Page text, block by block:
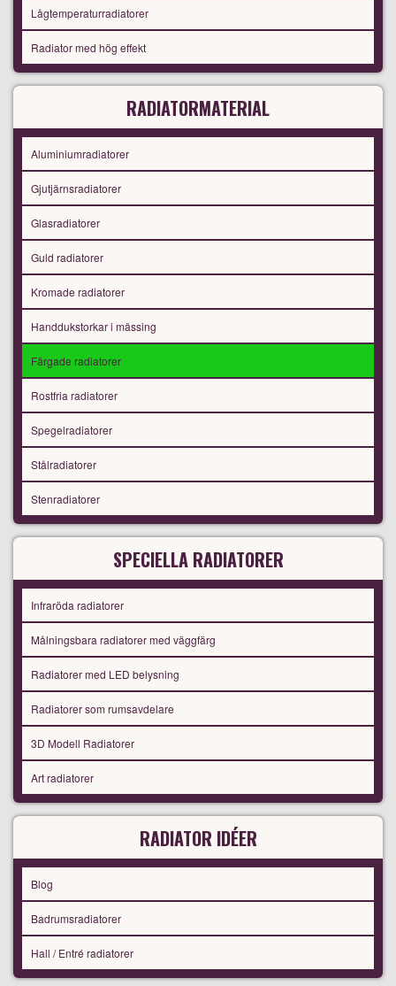
Lågtemperaturradiatorer
Radiator med hög effekt
RADIATORMATERIAL
Aluminiumradiatorer
Gjutjärnsradiatorer
Glasradiatorer
Guld radiatorer
Kromade radiatorer
Handdukstorkar i mässing
Färgade radiatorer
Rostfria radiatorer
Spegelradiatorer
Stålradiatorer
Stenradiatorer
SPECIELLA RADIATORER
Infraröda radiatorer
Målningsbara radiatorer med väggfärg
Radiatorer med LED belysning
Radiatorer som rumsavdelare
3D Modell Radiatorer
Art radiatorer
RADIATOR IDÉER
Blog
Badrumsradiatorer
Hall / Entré radiatorer